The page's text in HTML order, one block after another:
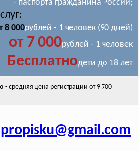
- паспорта гражданина России;
8 000рублей - 1 человек (90 дней)
от 7 000рублей - 1 человек
Бесплатнодети до 18 лет
- средняя цена регистрации от 9 700